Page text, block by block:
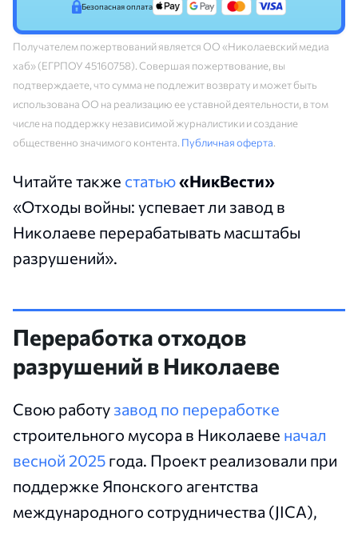
Безопасная оплата
Получателем пожертвований является ОО «Николаевский медиа
хаб» (ЕГРПОУ 45160758). Совершая пожертвование, вы
подтверждаете, что сумма не подлежит возврату и может быть
использована ОО на реализацию ее уставной деятельности, в том
числе на поддержку независимой журналистики и создание
общественно значимого контента. Публичная оферта.
Читайте также статью«НикВести»
«Отходы войны: успевает ли завод в
Николаеве перерабатывать масштабы
разрушений».
Переработка отходов
разрушений в Николаеве
Свою работу завод по переработке
строительного мусора в Николаеве начал
весной 2025 года. Проект реализовали при
поддержке Японского агентства
международного сотрудничества (JICA),